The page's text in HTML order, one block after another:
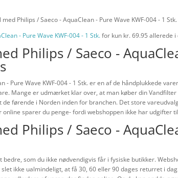
Philips / Saeco - AquaClean - Pure Wave KWF-004 - 1
- Pure Wave KWF-004 - 1 Stk.for kun kr. 69.95allerede i
Philips / Saeco -
- Pure Wave KWF-004 - 1 Stk. er en af de håndplukkede
Mange er udmærket klar over, at man køber din Vandfilter
førende i Norden inden for branchen. Det store
sparer du penge- fordi webshoppen ikke har udgifter
Philips / Saeco -
som du ikke nødvendigvis får i fysiske butikker.
ikke ualmindeligt, at få 30, 60 eller 90 dages returret i